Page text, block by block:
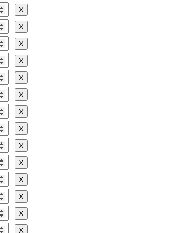
Х
Х
Х
Х
Х
Х
Х
Х
Х
Х
Х
Х
Х
Х